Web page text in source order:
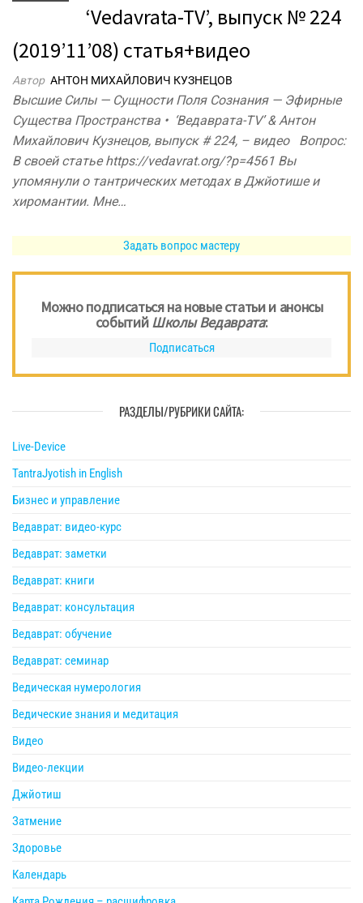
‘Vedavrata-TV’, выпуск № 224
(2019’11’08) статья+видео
Автор АНТОН МИХАЙЛОВИЧ КУЗНЕЦОВ
Высшие Силы — Сущности Поля Сознания — Эфирные
Существа Пространства • ‘Ведаврата-TV’ & Антон
Михайлович Кузнецов, выпуск # 224, – видео Вопрос:
В своей статье https://vedavrat.org/?p=4561 Вы
упомянули о тантрических методах в Джйотише и
хиромантии. Мне…
Задать вопрос мастеру
Можно подписаться на новые статьи и анонсы
событийШколы Ведаврата:
Подписаться
РАЗДЕЛЫ/РУБРИКИ САЙТА:
Live-Device
TantraJyotish in English
Бизнес и управление
Ведаврат: видео-курс
Ведаврат: заметки
Ведаврат: книги
Ведаврат: консультация
Ведаврат: обучение
Ведаврат: семинар
Ведическая нумерология
Ведические знания и медитация
Видео
Видео-лекции
Джйотиш
Затмение
Здоровье
Календарь